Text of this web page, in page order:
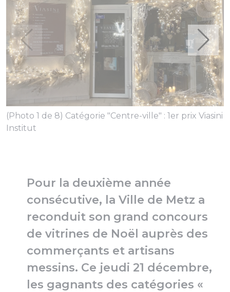
(Photo 1 de 8) Catégorie "Centre-ville" : 1er prix Viasini
Institut
Pour la deuxième année
consécutive, la Ville de Metz a
reconduit son grand concours
de vitrines de Noël auprès des
commerçants et artisans
messins. Ce jeudi 21 décembre,
les gagnants des catégories «